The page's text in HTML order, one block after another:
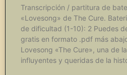
Transcripción / partitura de
«Lovesong» de The Cure.
de dificultad (1-10): 2 Puedes
gratis en formato .pdf más
Lovesong «The Cure», una de
influyentes y queridas de la